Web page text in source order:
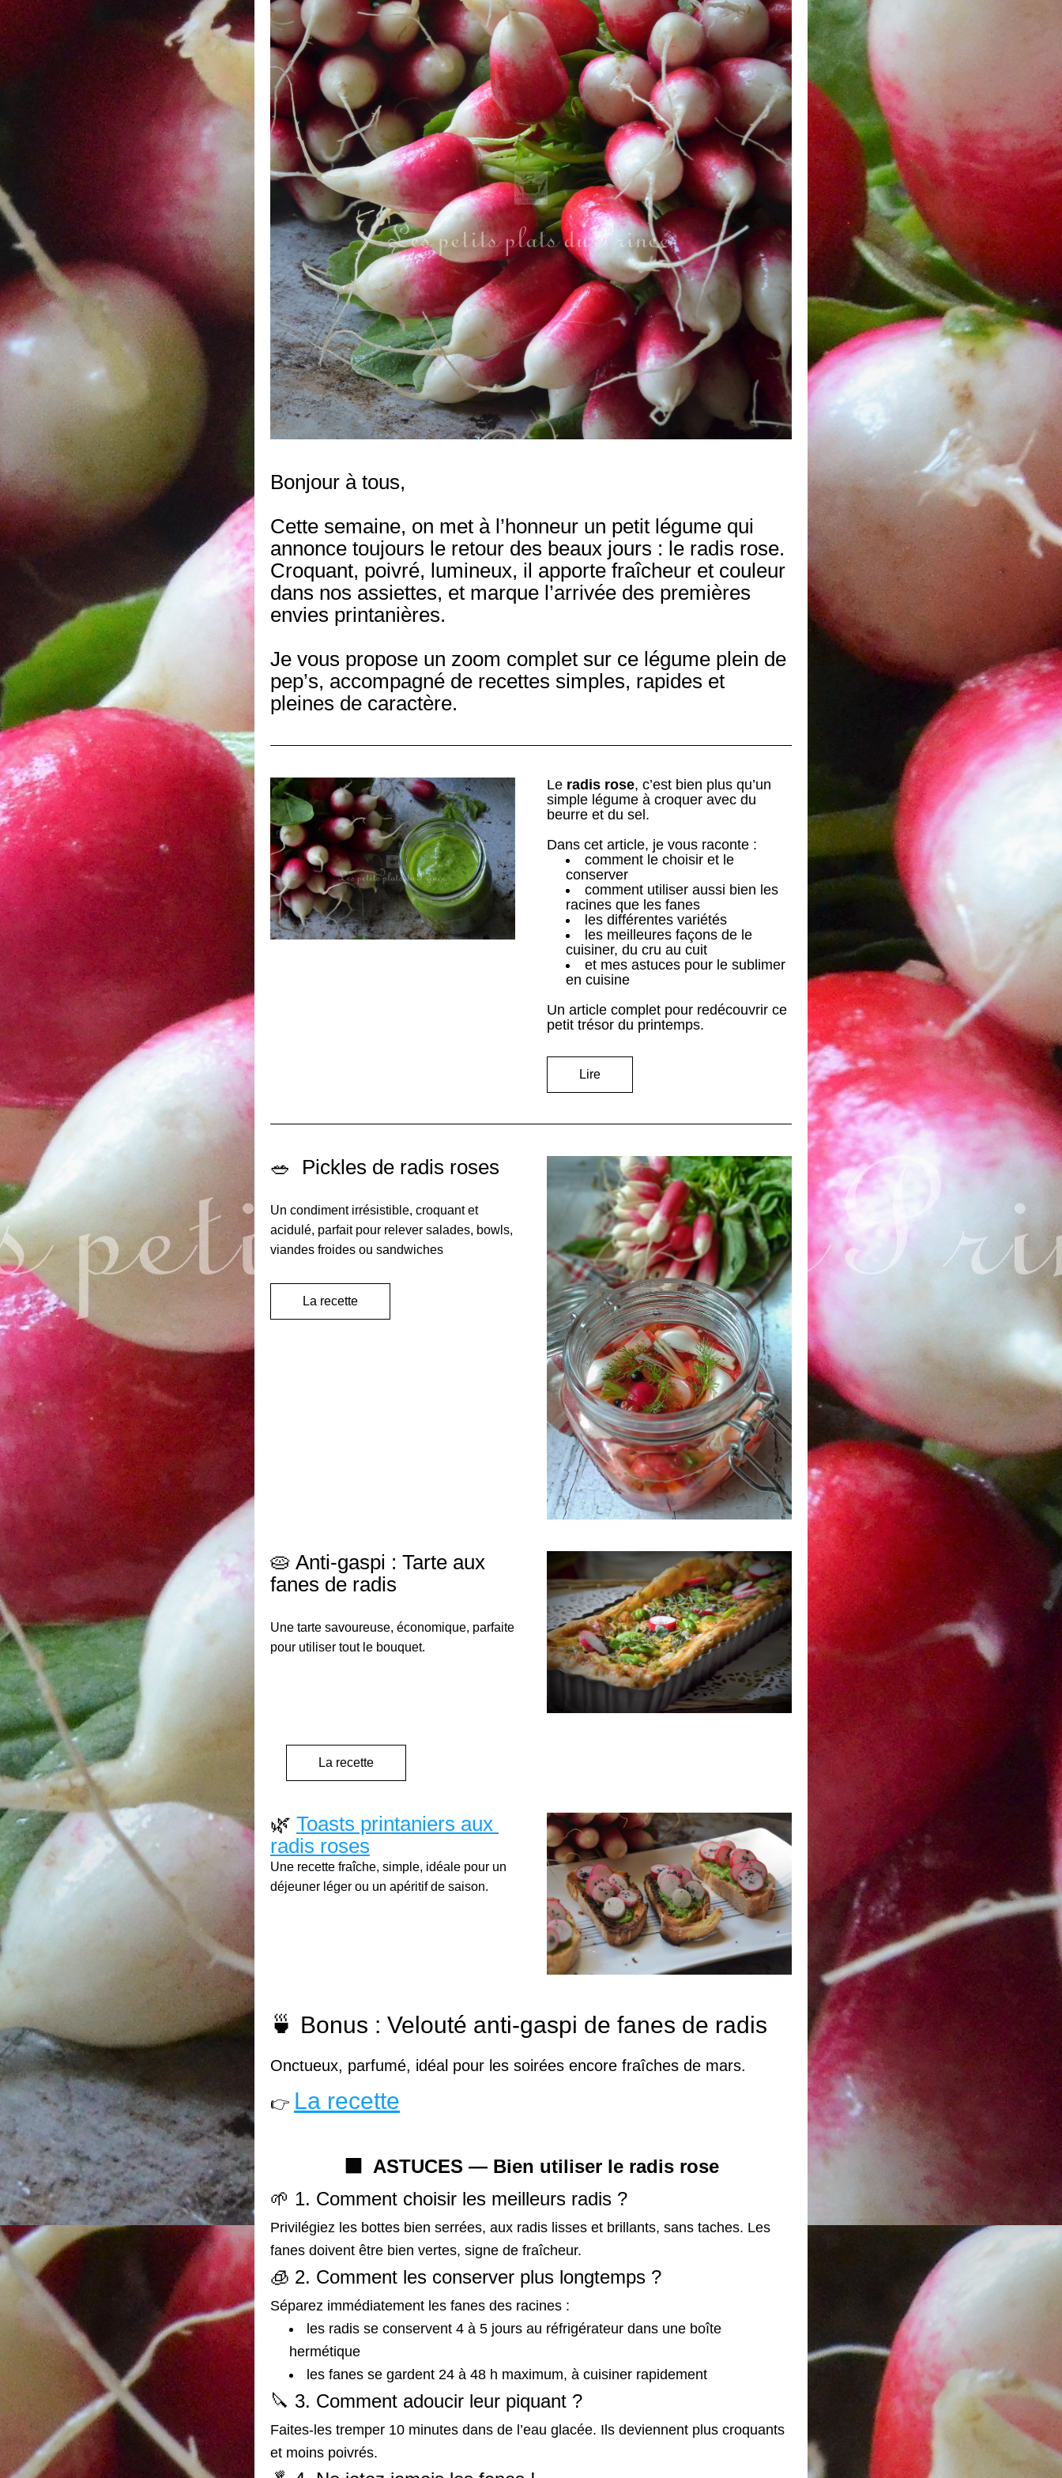
Bonjour à tous,
Cette semaine, on met à l’honneur un petit légume qui
annonce toujours le retour des beaux jours : le radis rose.
Croquant, poivré, lumineux, il apporte fraîcheur et couleur
dans nos assiettes, et marque l’arrivée des premières
envies printanières.
Je vous propose un zoom complet sur ce légume plein de
pep’s, accompagné de recettes simples, rapides et
pleines de caractère.
Le radis rose, c’est bien plus qu’un
simple légume à croquer avec du
beurre et du sel.
Dans cet article, je vous raconte :
comment le choisir et le
conserver
comment utiliser aussi bien les
racines que les fanes
les différentes variétés
les meilleures façons de le
cuisiner, du cru au cuit
et mes astuces pour le sublimer
en cuisine
Un article complet pour redécouvrir ce
petit trésor du printemps.
Lire
🥗 Pickles de radis roses
Un condiment irrésistible, croquant et
acidulé, parfait pour relever salades, bowls,
viandes froides ou sandwiches
La recette
🥧 Anti‑gaspi : Tarte aux
fanes de radis
Une tarte savoureuse, économique, parfaite
pour utiliser tout le bouquet.
La recette
🌿 Toasts printaniers aux
radis roses
Une recette fraîche, simple, idéale pour un
déjeuner léger ou un apéritif de saison.
🍵 Bonus : Velouté anti‑gaspi de fanes de radis
Onctueux, parfumé, idéal pour les soirées encore fraîches de mars.
👉 La recette
🟩  ASTUCES — Bien utiliser le radis rose
🌱 1. Comment choisir les meilleurs radis ?
Privilégiez les bottes bien serrées, aux radis lisses et brillants, sans taches. Les
fanes doivent être bien vertes, signe de fraîcheur.
🧊 2. Comment les conserver plus longtemps ?
Séparez immédiatement les fanes des racines :
les radis se conservent 4 à 5 jours au réfrigérateur dans une boîte
hermétique
les fanes se gardent 24 à 48 h maximum, à cuisiner rapidement
🔪 3. Comment adoucir leur piquant ?
Faites-les tremper 10 minutes dans de l’eau glacée. Ils deviennent plus croquants
et moins poivrés.